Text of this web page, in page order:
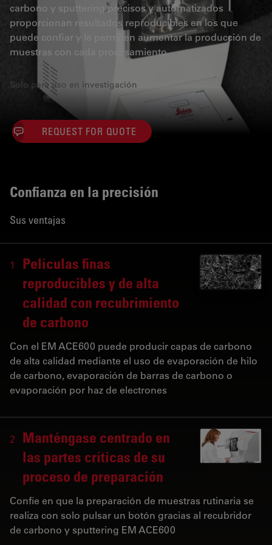
carbono y sputtering precisos y automatizados
proporcionan resultados reproducibles en los que
puede confiar y le permiten aumentar la producción de
muestras con cada procesamiento.
Solo para uso en investigación
REQUEST FOR QUOTE
Confianza en la precisión
Sus ventajas
1
Películas finas
reproducibles y de alta
calidad con recubrimiento
de carbono
Con el EM ACE600 puede producir capas de carbono
de alta calidad mediante el uso de evaporación de hilo
de carbono, evaporación de barras de carbono o
evaporación por haz de electrones
2
Manténgase centrado en
las partes críticas de su
proceso de preparación
Confíe en que la preparación de muestras rutinaria se
realiza con solo pulsar un botón gracias al recubridor
de carbono y sputtering EM ACE600